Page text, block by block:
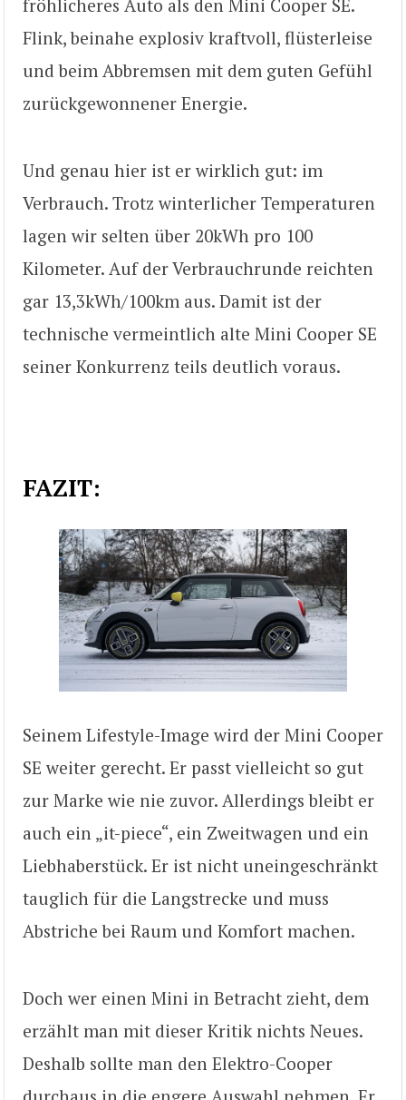
fröhlicheres Auto als den Mini Cooper SE.
Flink, beinahe explosiv kraftvoll, flüsterleise
und beim Abbremsen mit dem guten Gefühl
zurückgewonnener Energie.
Und genau hier ist er wirklich gut: im
Verbrauch. Trotz winterlicher Temperaturen
lagen wir selten über 20kWh pro 100
Kilometer. Auf der Verbrauchrunde reichten
gar 13,3kWh/100km aus. Damit ist der
technische vermeintlich alte Mini Cooper SE
seiner Konkurrenz teils deutlich voraus.
FAZIT:
Seinem Lifestyle-Image wird der Mini Cooper
SE weiter gerecht. Er passt vielleicht so gut
zur Marke wie nie zuvor. Allerdings bleibt er
auch ein „it-piece“, ein Zweitwagen und ein
Liebhaberstück. Er ist nicht uneingeschränkt
tauglich für die Langstrecke und muss
Abstriche bei Raum und Komfort machen.
Doch wer einen Mini in Betracht zieht, dem
erzählt man mit dieser Kritik nichts Neues.
Deshalb sollte man den Elektro-Cooper